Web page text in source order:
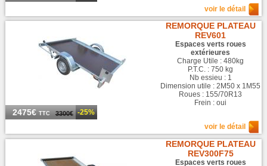
voir le détail
2475€TTC 3300€ -25%
REMORQUE PLATEAU
REV601
Espaces verts roues
extérieures
Charge Utile : 480kg
P.T.C. : 750 kg
Nb essieu : 1
Dimension utile : 2M50 x 1M55
Roues : 155/70R13
Frein : oui
voir le détail
REMORQUE PLATEAU
REV300F75
Espaces verts roues